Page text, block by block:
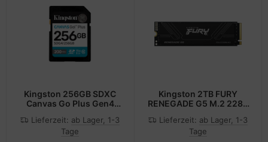
Kingston 256GB SDXC
Canvas Go Plus Gen4
Secure Digital (SD)
Lieferzeit: ab Lager, 1-3
Tage
Kingston 2TB FURY
RENEGADE G5 M.2 2280
Lieferzeit: ab Lager, 1-3
Tage